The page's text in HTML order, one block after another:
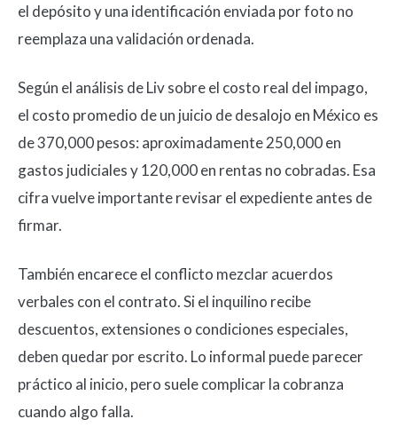
el depósito y una identificación enviada por foto no
reemplaza una validación ordenada.
Según el análisis de Liv sobre el costo real del impago,
el costo promedio de un juicio de desalojo en México es
de 370,000 pesos: aproximadamente 250,000 en
gastos judiciales y 120,000 en rentas no cobradas. Esa
cifra vuelve importante revisar el expediente antes de
firmar.
También encarece el conflicto mezclar acuerdos
verbales con el contrato. Si el inquilino recibe
descuentos, extensiones o condiciones especiales,
deben quedar por escrito. Lo informal puede parecer
práctico al inicio, pero suele complicar la cobranza
cuando algo falla.